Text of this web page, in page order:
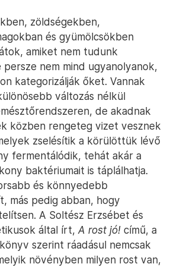
zöldségekben,
és gyümölcsökben
amiket nem tudunk
persze nem mind ugyanolyanok,
kategorizálják őket. Vannak
változás nélkül
de akadnak
közben rengeteg vizet vesznek
zselésítik a körülöttük lévő
fermentálódik, tehát akár a
baktériumait is táplálhatja.
és könnyedebb
más pedig abban, hogy
A Soltész Erzsébet és
által írt, A rost jó! című, a
szerint ráadásul nemcsak
növényben milyen rost van,